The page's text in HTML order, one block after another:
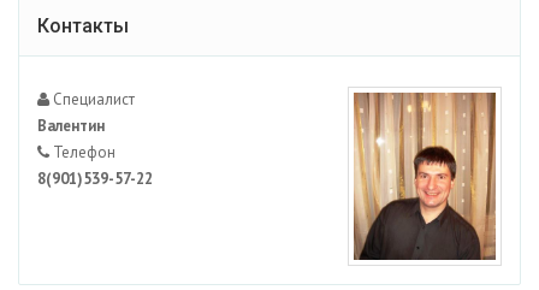
Контакты
Специалист
Валентин
Телефон
8(901)539-57-22